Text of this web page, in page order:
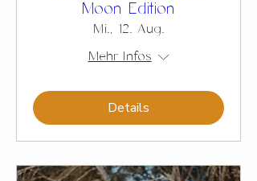
Moon Edition
Mi., 12. Aug.
Mehr Infos
Details